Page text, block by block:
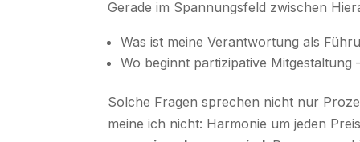
Gerade im Spannungsfeld zwischen
Was ist meine Verantwortung als
Wo beginnt partizipative Mitgestaltung
Solche Fragen sprechen nicht nur
meine ich nicht: Harmonie um jeden